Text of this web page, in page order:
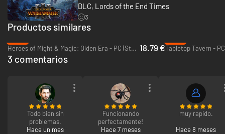
DLC, Lords of the End Times
3
Productos similares
Heroes of Might & Magic: Olden Era - PC (Steam) 18.79 €Tabletop Tavern -
3 comentarios
Todo bien sin
problemas.
Hace un mes
Funcionando
perfectamente!
Hace 7 meses
muy rapido.
Hace 8 meses